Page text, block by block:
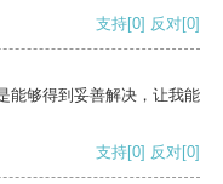
支持[0] 反对[0]
能够得到妥善解决，让我能
支持[0] 反对[0]